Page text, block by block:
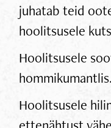
juhatab teid
hoolitsusele
Hoolitsusele
Hoolitsusele